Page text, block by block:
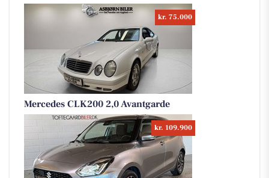
kr. 75.000
Mercedes CLK200 2,0 Avantgarde
kr. 109.900